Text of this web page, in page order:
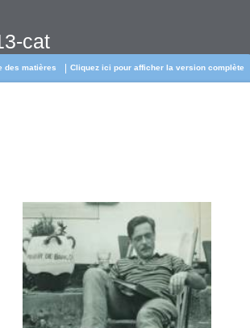
cat
Cliquez ici pour afficher la version complète
des matières